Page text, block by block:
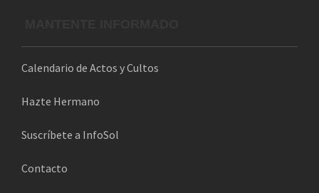
t
r
n
c
Calendario de Actos y Cultos
Hazte Hermano
Suscríbete a InfoSol
Contacto